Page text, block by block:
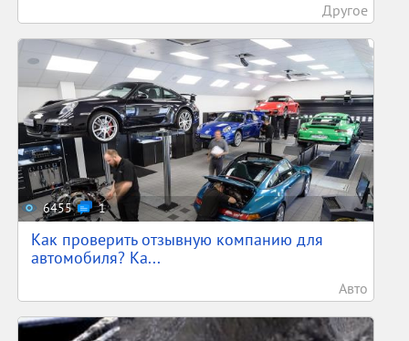
Другое
6455 1
Как проверить отзывную компанию для
автомобиля? Ка...
Авто